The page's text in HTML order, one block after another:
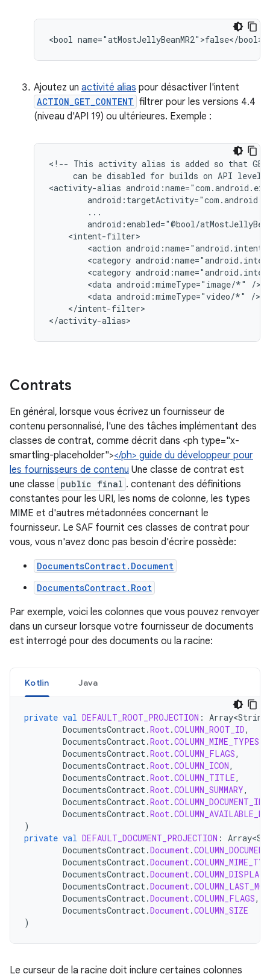
<bool name="atMostJellyBeanMR2">false</bool>
Ajoutez un activité alias pour désactiver l'intent
ACTION_GET_CONTENT filtrer pour les versions 4.4
(niveau d'API 19) ou ultérieures. Exemple :
<!-- This activity alias is added so that
can be disabled for builds on API level
<activity-alias
<action
<category
<category
<data android:mimeType="image/*"
<data android:mimeType="video/*"
</intent-filter>
</activity-alias>
Contrats
En général, lorsque vous écrivez un fournisseur de
contenu personnalisé, l'une des tâches implémentant des
classes de contrat, comme décrit dans <ph type="x-
smartling-placeholder"></ph> guide du développeur pour
les fournisseurs de contenu Une classe de contrat est
une classe public final . contenant des définitions
constantes pour les URI, les noms de colonne, les types
MIME et d'autres métadonnées concernant le
fournisseur. Le SAF fournit ces classes de contrat pour
vous, vous n'avez donc pas besoin d'écrire possède:
DocumentsContract.Document
DocumentsContract.Root
Par exemple, voici les colonnes que vous pouvez renvoyer
dans un curseur lorsque votre fournisseur de documents
est interrogé pour des documents ou la racine:
Kotlin Java
private val DEFAULT_ROOT_PROJECTION :
DocumentsContract.Root.COLUMN_ROOT_ID,
DocumentsContract.Root.COLUMN_MIME_TYPES
DocumentsContract.Root.COLUMN_FLAGS,
DocumentsContract.Root.COLUMN_ICON,
DocumentsContract.Root.COLUMN_TITLE,
DocumentsContract.Root.COLUMN_SUMMARY,
DocumentsContract.Root.COLUMN_DOCUMENT_ID
DocumentsContract.Root.
)
private val DEFAULT_DOCUMENT_PROJECTION :
DocumentsContract.Document.
DocumentsContract.Document.
DocumentsContract.Document.
DocumentsContract.Document.
DocumentsContract.Document.COLUMN_FLAGS,
DocumentsContract.Document.COLUMN_SIZE
)
Le curseur de la racine doit inclure certaines colonnes